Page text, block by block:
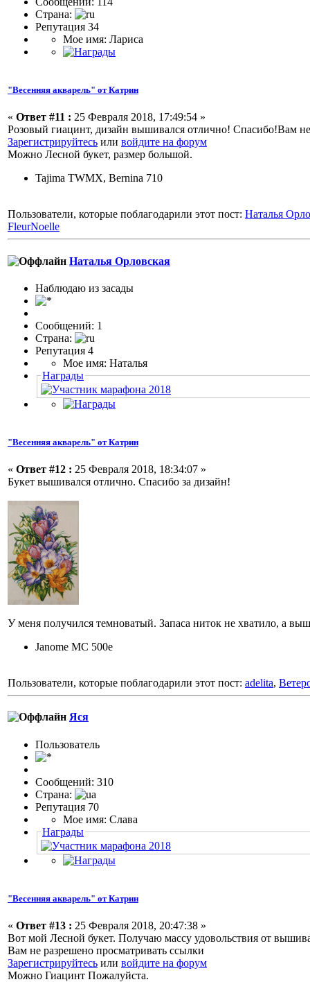
Страна:
Репутация 34
Мое имя: Лариса
"Весенняя акварель" от Катрин
« Ответ #11 : 25 Февраля 2018, 17:49:54 »
Розовый гиацинт, дизайн вышивался отлично! Спасибо!Вам
Зарегистрируйтесь или войдите на форум
Можно Лесной букет, размер большой.
Tajima TWMX, Bernina 710
Пользователи, которые поблагодарили этот пост: Наталья
FleurNoelle
Наталья Орловская
Наблюдаю из засады
Сообщений: 1
Страна:
Репутация 4
Мое имя: Наталья
Награды
"Весенняя акварель" от Катрин
« Ответ #12 : 25 Февраля 2018, 18:34:07 »
Букет вышивался отлично. Спасибо за дизайн!
У меня получился темноватый. Запаса ниток не хватило, а
Janome MC 500e
Пользователи, которые поблагодарили этот пост: adelita,
Яся
Пользовaтeль
Сообщений: 310
Страна:
Репутация 70
Мое имя: Слава
Награды
"Весенняя акварель" от Катрин
« Ответ #13 : 25 Февраля 2018, 20:47:38 »
Вот мой Лесной букет. Получаю массу удовольствия от
Вам не разрешено просматривать ссылки
Зарегистрируйтесь или войдите на форум
Можно Гиацинт Пожалуйста.